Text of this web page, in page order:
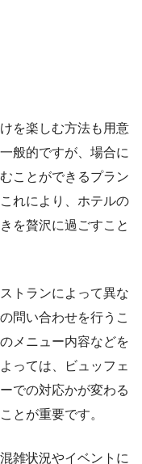
を楽しむ方法も用意
般的ですが、場合に
ことができるプラン
れにより、ホテルの
を贅沢に過ごすこと
トランによって異な
問い合わせを行うこ
メニュー内容などを
っては、ビュッフェ
での対応かが変わる
とが重要です。
雑状況やイベントに